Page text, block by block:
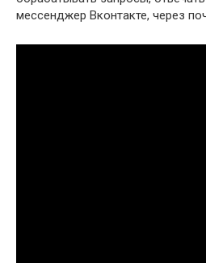
мессенджер Вконтакте, через